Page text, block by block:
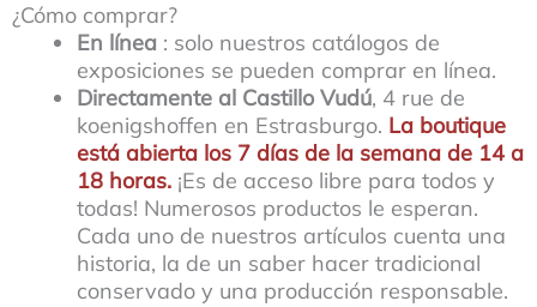
¿Cómo comprar?
En línea : solo nuestros catálogos de
exposiciones se pueden comprar en línea.
Directamente al Castillo Vudú, 4 rue de
koenigshoffen en Estrasburgo. La boutique
está abierta los 7 días de la semana de 14 a
18 horas. ¡Es de acceso libre para todos y
todas! Numerosos productos le esperan.
Cada uno de nuestros artículos cuenta una
historia, la de un saber hacer tradicional
conservado y una producción responsable.